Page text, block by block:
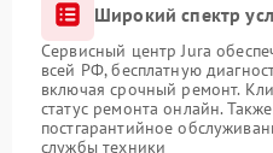
Широкий спектр
Сервисный центр Jura
всей РФ, бесплатную
включая срочный ремонт.
статус ремонта онлайн.
постгарантийное
службы техники